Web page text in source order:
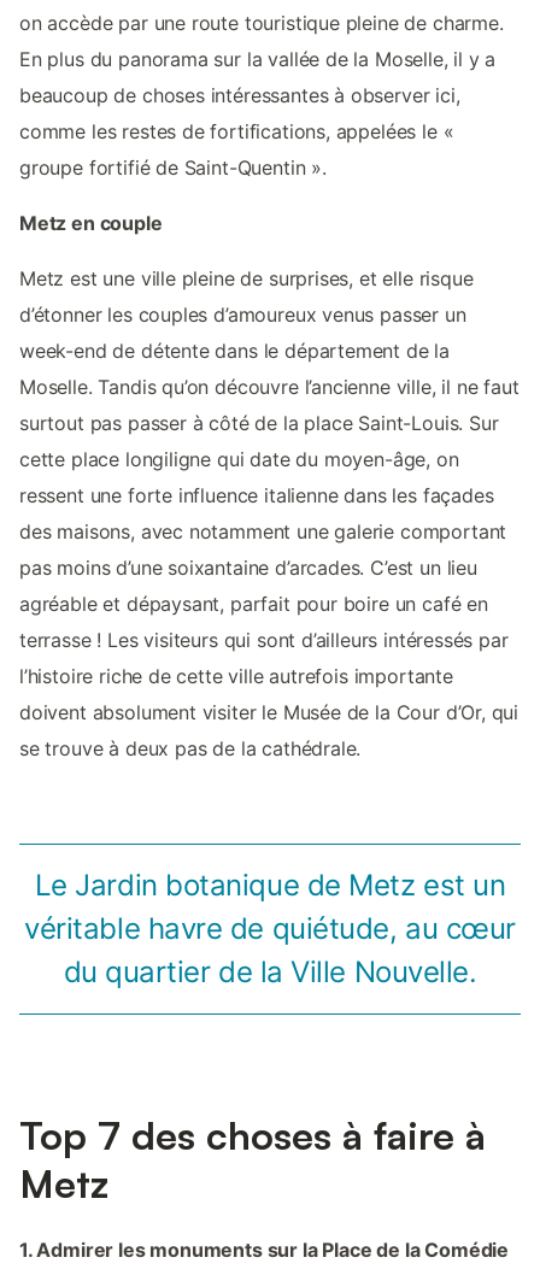
on accède par une route touristique pleine de charme.
En plus du panorama sur la vallée de la Moselle, il y a
beaucoup de choses intéressantes à observer ici,
comme les restes de fortifications, appelées le «
groupe fortifié de Saint-Quentin ».
Metz en couple
Metz est une ville pleine de surprises, et elle risque
d’étonner les couples d’amoureux venus passer un
week-end de détente dans le département de la
Moselle. Tandis qu’on découvre l’ancienne ville, il ne faut
surtout pas passer à côté de la place Saint-Louis. Sur
cette place longiligne qui date du moyen-âge, on
ressent une forte influence italienne dans les façades
des maisons, avec notamment une galerie comportant
pas moins d’une soixantaine d’arcades. C’est un lieu
agréable et dépaysant, parfait pour boire un café en
terrasse ! Les visiteurs qui sont d’ailleurs intéressés par
l’histoire riche de cette ville autrefois importante
doivent absolument visiter le Musée de la Cour d’Or, qui
se trouve à deux pas de la cathédrale.
Le Jardin botanique de Metz est un
véritable havre de quiétude, au cœur
du quartier de la Ville Nouvelle.
Top 7 des choses à faire à
Metz
1. Admirer les monuments sur la Place de la Comédie